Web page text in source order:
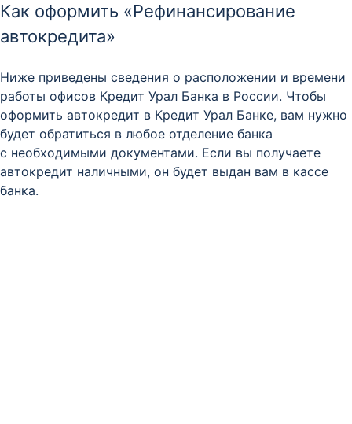
Как оформить «Рефинансирование
автокредита»
Ниже приведены сведения о расположении и времени
работы офисов Кредит Урал Банка в России. Чтобы
оформить автокредит в Кредит Урал Банке, вам нужно
будет обратиться в любое отделение банка
с необходимыми документами. Если вы получаете
автокредит наличными, он будет выдан вам в кассе
банка.